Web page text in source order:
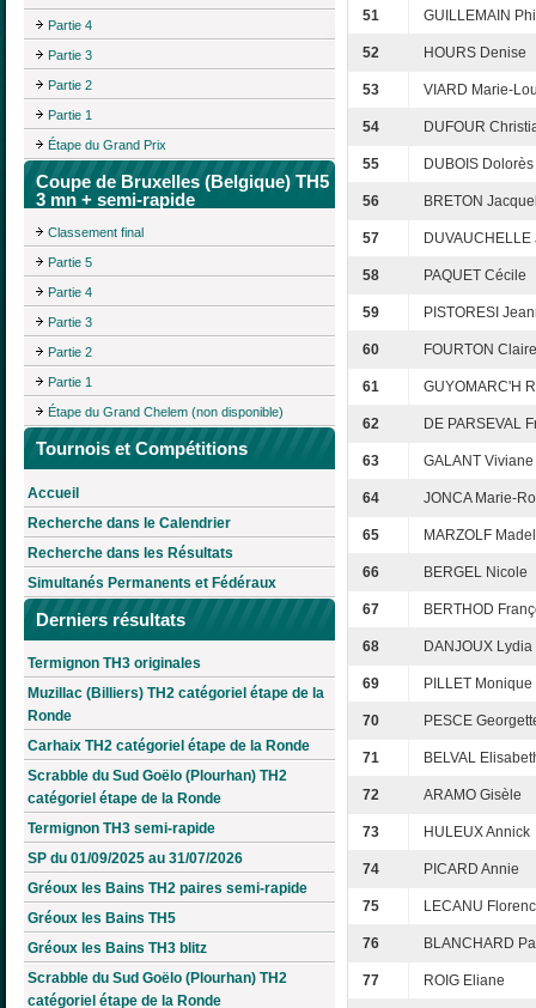
Partie 4
Partie 3
Partie 2
Partie 1
Étape du Grand Prix
Coupe de Bruxelles (Belgique) TH5
3 mn + semi-rapide
Classement final
Partie 5
Partie 4
Partie 3
Partie 2
Partie 1
Étape du Grand Chelem (non disponible)
Tournois et Compétitions
Accueil
Recherche dans le Calendrier
Recherche dans les Résultats
Simultanés Permanents et Fédéraux
Derniers résultats
Termignon TH3 originales
Muzillac (Billiers) TH2 catégoriel étape de la
Ronde
Carhaix TH2 catégoriel étape de la Ronde
Scrabble du Sud Goëlo (Plourhan) TH2
catégoriel étape de la Ronde
Termignon TH3 semi-rapide
SP du 01/09/2025 au 31/07/2026
Gréoux les Bains TH2 paires semi-rapide
Gréoux les Bains TH5
Gréoux les Bains TH3 blitz
Scrabble du Sud Goëlo (Plourhan) TH2
catégoriel étape de la Ronde
51 GUILLEMAIN
52 HOURS Denise
53 VIARD Marie-
54 DUFOUR
55 DUBOIS Dolorès
56 BRETON
57 DUVAUCHELLE
58 PAQUET Cécile
59 PISTORESI
60 FOURTON Claire
61 GUYOMARC'H
62 DE PARSEVAL
63 GALANT Viviane
64 JONCA Marie-
65 MARZOLF
66 BERGEL Nicole
67 BERTHOD
68 DANJOUX Lydia
69 PILLET Monique
70 PESCE
71 BELVAL
72 ARAMO Gisèle
73 HULEUX Annick
74 PICARD Annie
75 LECANU
76 BLANCHARD
77 ROIG Eliane